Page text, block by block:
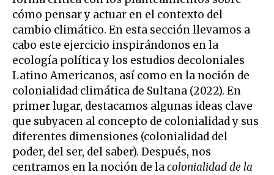
cómo pensar y actuar en el contexto del
cambio climático. En esta sección llevamos a
cabo este ejercicio inspirándonos en la
ecología política y los estudios decoloniales
Latino Americanos, así como en la noción de
colonialidad climática de Sultana (2022). En
primer lugar, destacamos algunas ideas clave
que subyacen al concepto de colonialidad y sus
diferentes dimensiones (colonialidad del
poder, del ser, del saber). Después, nos
centramos en la noción de lacolonialidad de la